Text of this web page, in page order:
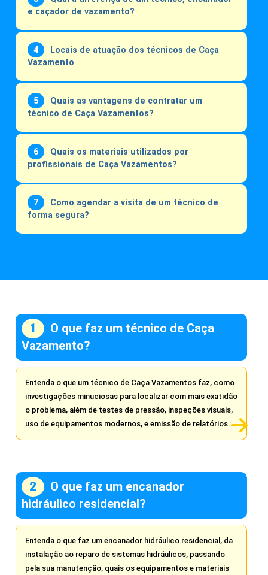
e caçador de vazamento?
Locais de atuação dos técnicos de Caça
Vazamento
Quais as vantagens de contratar um
técnico de Caça Vazamentos?
Quais os materiais utilizados por
profissionais de Caça Vazamentos?
Como agendar a visita de um técnico de
forma segura?
O que faz um técnico de Caça
Vazamento?
Entenda o que um técnico de Caça Vazamentos faz, como
investigações minuciosas para localizar com mais exatidão
o problema, além de testes de pressão, inspeções visuais,
uso de equipamentos modernos, e emissão de relatórios.
O que faz um encanador
hidráulico residencial?
Entenda o que faz um encanador hidráulico residencial, da
instalação ao reparo de sistemas hidráulicos, passando
pela sua manutenção, quais os equipamentos e materiais